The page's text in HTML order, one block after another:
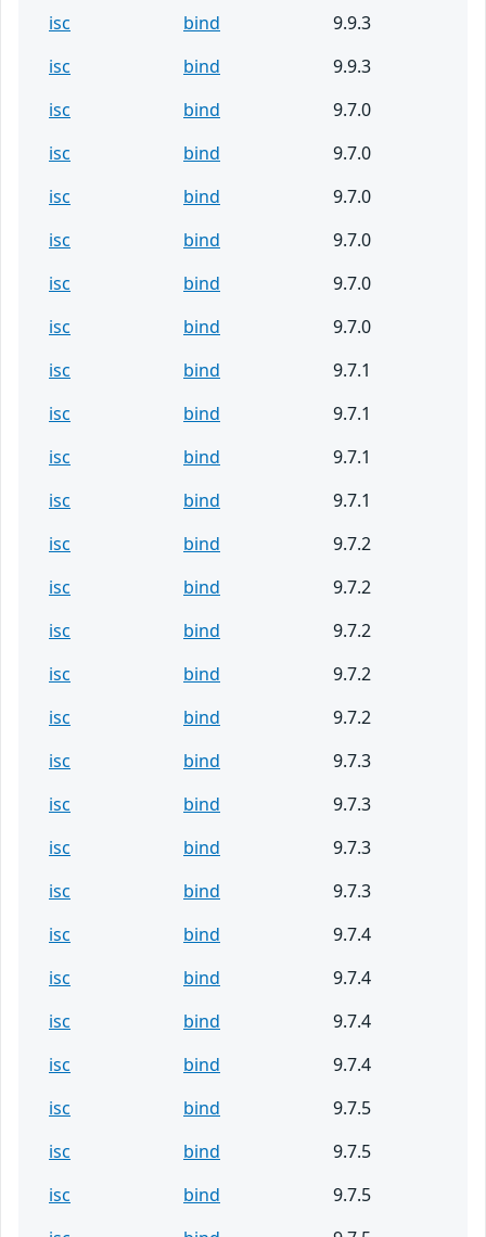
isc
bind
9.9.3
isc
bind
9.9.3
isc
bind
9.7.0
isc
bind
9.7.0
isc
bind
9.7.0
isc
bind
9.7.0
isc
bind
9.7.0
isc
bind
9.7.0
isc
bind
9.7.1
isc
bind
9.7.1
isc
bind
9.7.1
isc
bind
9.7.1
isc
bind
9.7.2
isc
bind
9.7.2
isc
bind
9.7.2
isc
bind
9.7.2
isc
bind
9.7.2
isc
bind
9.7.3
isc
bind
9.7.3
isc
bind
9.7.3
isc
bind
9.7.3
isc
bind
9.7.4
isc
bind
9.7.4
isc
bind
9.7.4
isc
bind
9.7.4
isc
bind
9.7.5
isc
bind
9.7.5
isc
bind
9.7.5